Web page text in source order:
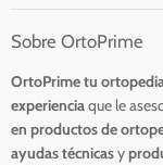
Sobre OrtoPrime
OrtoPrime tu
experienciaque le
en productos de
ayudas técnicasy